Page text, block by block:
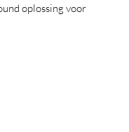
oplossing voor